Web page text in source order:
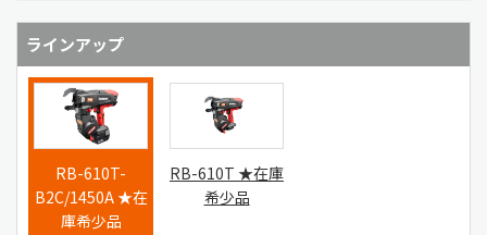
ラインアップ
RB-610T-
B2C/1450A ★在
庫希少品
RB-610T ★在庫
希少品